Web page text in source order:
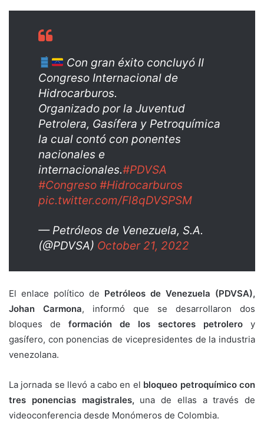
Con gran éxito concluyó II
Congreso Internacional de
Hidrocarburos.
Organizado por la Juventud
Petrolera, Gasífera y Petroquímica
la cual contó con ponentes
nacionales e
internacionales.#PDVSA
#Congreso #Hidrocarburos
pic.twitter.com/Fl8qDVSPSM
— Petróleos de Venezuela, S.A.
(@PDVSA) October 21, 2022
El enlace político de Petróleos de Venezuela (PDVSA),
Johan Carmona, informó que se desarrollaron dos
bloques de formación de los sectores petrolero y
gasífero, con ponencias de vicepresidentes de la industria
venezolana.
La jornada se llevó a cabo en el bloqueo petroquímico con
tres ponencias magistrales, una de ellas a través de
videoconferencia desde Monómeros de Colombia.